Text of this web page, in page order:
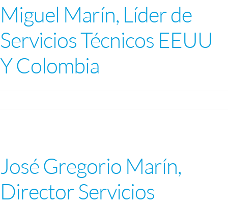
Miguel Marín, Líder de
Servicios Técnicos EEUU
Y Colombia
José Gregorio Marín,
Director Servicios